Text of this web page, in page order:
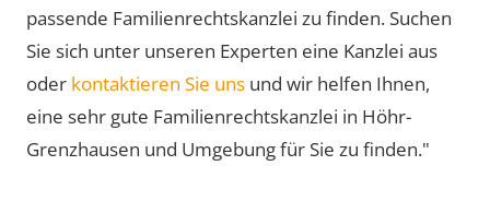
passende Familienrechtskanzlei zu finden. Suchen
Sie sich unter unseren Experten eine Kanzlei aus
oder kontaktieren Sie uns und wir helfen Ihnen,
eine sehr gute Familienrechtskanzlei in Höhr-
Grenzhausen und Umgebung für Sie zu finden."